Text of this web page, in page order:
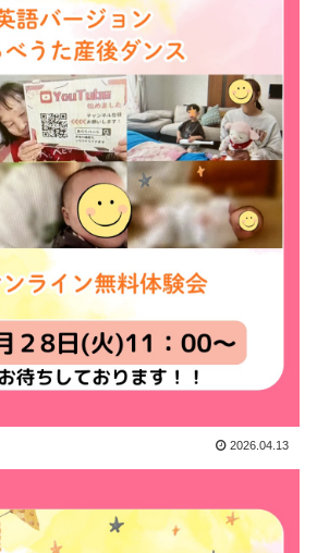
2026.04.13